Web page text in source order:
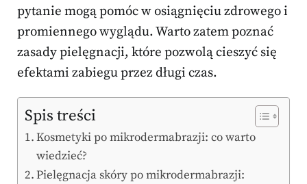
pytanie mogą pomóc w osiągnięciu zdrowego i
promiennego wyglądu. Warto zatem poznać
zasady pielęgnacji, które pozwolą cieszyć się
efektami zabiegu przez długi czas.
Spis treści
Kosmetyki po mikrodermabrazji: co warto
wiedzieć?
Pielęgnacja skóry po mikrodermabrazji: